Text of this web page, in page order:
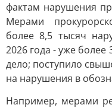
фактам нарушения
Мерами
более 8,5 тысяч
2026 года - уже более
дело; поступило
на нарушения в
Например, мерами